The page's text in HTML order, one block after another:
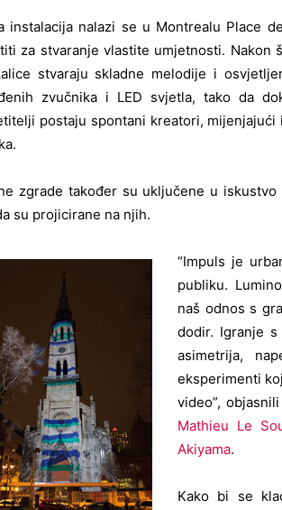
instalacija nalazi se u Montrealu Place
za stvaranje vlastite umjetnosti. Nakon
stvaraju skladne melodije i
zvučnika i LED svjetla, tako da
postaju spontani kreatori,
zgrade također su uključene u
su projicirane na njih.
“Impuls je
publiku.
naš odnos s
dodir. Igranje
asimetrija,
eksperimenti
video”,
Mathieu Le
Akiyama.
Kako bi se